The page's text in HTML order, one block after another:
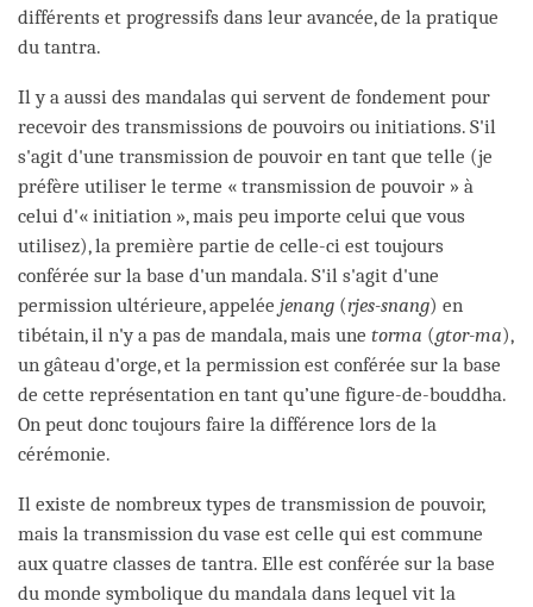
différents et progressifs dans leur avancée, de la pratique
du tantra.
Il y a aussi des mandalas qui servent de fondement pour
recevoir des transmissions de pouvoirs ou initiations. S'il
s'agit d'une transmission de pouvoir en tant que telle (je
préfère utiliser le terme « transmission de pouvoir » à
celui d'« initiation », mais peu importe celui que vous
utilisez), la première partie de celle-ci est toujours
conférée sur la base d'un mandala. S'il s'agit d'une
permission ultérieure, appelée jenang (rjes-snang) en
tibétain, il n'y a pas de mandala, mais une torma (gtor-ma),
un gâteau d'orge, et la permission est conférée sur la base
de cette représentation en tant qu’une figure-de-bouddha.
On peut donc toujours faire la différence lors de la
cérémonie.
Il existe de nombreux types de transmission de pouvoir,
mais la transmission du vase est celle qui est commune
aux quatre classes de tantra. Elle est conférée sur la base
du monde symbolique du mandala dans lequel vit la